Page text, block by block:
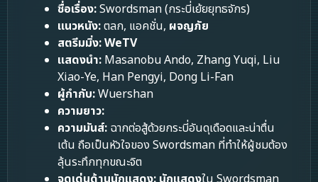
ชื่อเรื่อง:Swordsman (กระบี่เย้ยยุทธจักร)
แนวหนัง:ตลก, แอคชั่น, ผจญภัย
สตรีมมิ่ง:WeTV
แสดงนำ: Masanobu Ando, Zhang Yuqi, Liu
Xiao-Ye, Han Pengyi, Dong Li-Fan
ผู้กำกับ:Wuershan
ความยาว:
ความมันส์: ฉากต่อสู้ด้วยกระบี่อันดุเดือดและน่าตื่น
เต้น ถือเป็นหัวใจของ Swordsman ที่ทำให้ผู้ชมต้อง
ลุ้นระทึกทุกขณะจิต